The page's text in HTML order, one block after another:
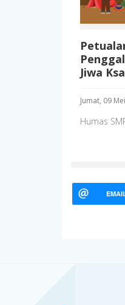
Jiwa
Jumat, 09
Humas